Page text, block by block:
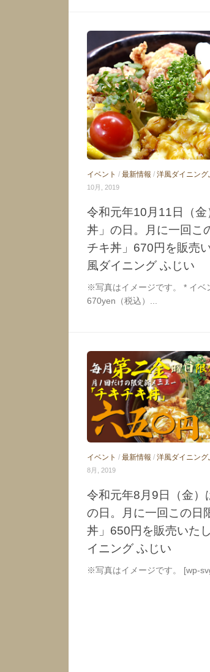
イベント / 最新情報 / 洋風ダイニング
10月, 2019
令和元年10月11日（金
丼」の日。月に一回こ
チキ丼」670円を販売
風ダイニング ふじい
※写真はイメージです。 * イベ
670yen（税込）...
イベント / 最新情報 / 洋風ダイニング
8月, 2019
令和元年8月9日（金）
の日。月に一回この日
丼」650円を販売いた
イニング ふじい
※写真はイメージです。 [wp-